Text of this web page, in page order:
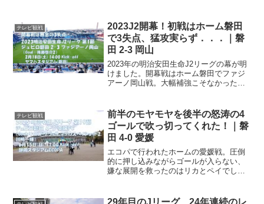
前節で後半戦スタート．．．えっと、第
22節なので間違い...
テレビ観戦
2023J2開幕！初戦はホーム磐田
で3失点、猛攻実らず．．．｜磐
田 2-3 岡山
2023年の明治安田生命J2リーグの幕が明
けました。開幕戦はホーム磐田でファジ
アーノ岡山戦。大幅補強こそなかったも
格のみならず、ファビアンゴンザレス選
手の契約に...
テレビ観戦
前半のモヤモヤを後半の怒涛の4
ゴールで吹っ切ってくれた！｜磐
田 4-0 愛媛
エコパで行われたホームの愛媛戦。圧倒
的に押し込みながらゴールが入らない、
嫌な展開を救ったのはリカとペイでし
ムがホーム＆アウェイで総当たり、全38